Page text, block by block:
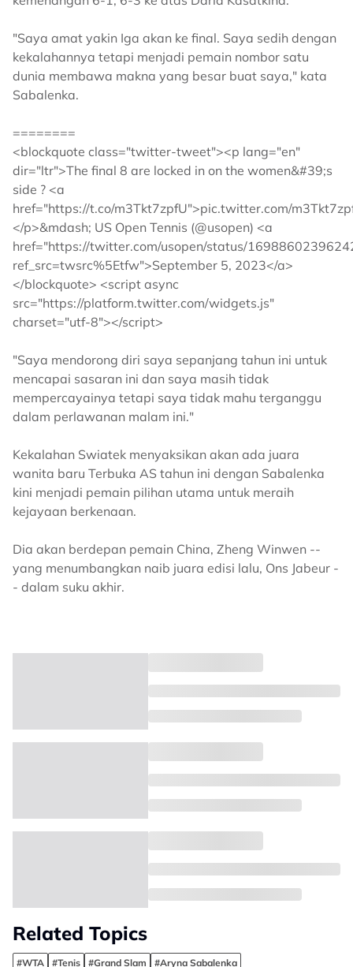
"Saya amat yakin Iga akan ke final. Saya sedih dengan
kekalahannya tetapi menjadi pemain nombor satu
dunia membawa makna yang besar buat saya," kata
Sabalenka.
========
<blockquote class="twitter-tweet"><p lang="en"
dir="ltr">The final 8 are locked in on the women&#39;s
side ? <a
href="https://t.co/m3Tkt7zpfU">pic.twitter.com/
</p>&mdash; US Open Tennis (@usopen) <a
href="https://twitter.com/usopen/status/
ref_src=twsrc%5Etfw">September 5, 2023</a>
</blockquote> <script async
src="https://platform.twitter.com/widgets.js"
charset="utf-8"></script>
"Saya mendorong diri saya sepanjang tahun ini untuk
mencapai sasaran ini dan saya masih tidak
mempercayainya tetapi saya tidak mahu terganggu
dalam perlawanan malam ini."
Kekalahan Swiatek menyaksikan akan ada juara
wanita baru Terbuka AS tahun ini dengan Sabalenka
kini menjadi pemain pilihan utama untuk meraih
kejayaan berkenaan.
Dia akan berdepan pemain China, Zheng Winwen --
yang menumbangkan naib juara edisi lalu, Ons Jabeur -
- dalam suku akhir.
Related Topics
#WTA #Tenis #Grand Slam #Aryna Sabalenka